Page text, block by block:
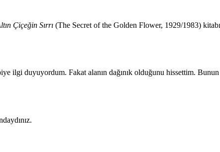
Çiçeğin Sırrı (The Secret of the Golden Flower, 1929/1983)
ilgi duyuyordum. Fakat alanın dağınık olduğunu hissettim.